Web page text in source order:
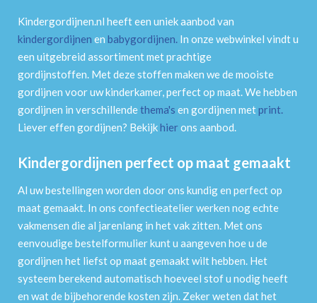
Kindergordijnen.nl heeft een uniek aanbod van
kindergordijnen en babygordijnen. In onze webwinkel vindt u
een uitgebreid assortiment met prachtige
gordijnstoffen. Met deze stoffen maken we de mooiste
gordijnen voor uw kinderkamer, perfect op maat. We hebben
gordijnen in verschillendethema's en gordijnen metprint.
Liever effen gordijnen? Bekijkhierons aanbod.
Kindergordijnen perfect op maat gemaakt
Al uw bestellingen worden door ons kundig en perfect op
maat gemaakt. In ons confectieatelier werken nog echte
vakmensen die al jarenlang in het vak zitten. Met ons
eenvoudige bestelformulier kunt u aangeven hoe u de
gordijnen het liefst op maat gemaakt wilt hebben. Het
systeem berekend automatisch hoeveel stof u nodig heeft
en wat de bijbehorende kosten zijn. Zeker weten dat het